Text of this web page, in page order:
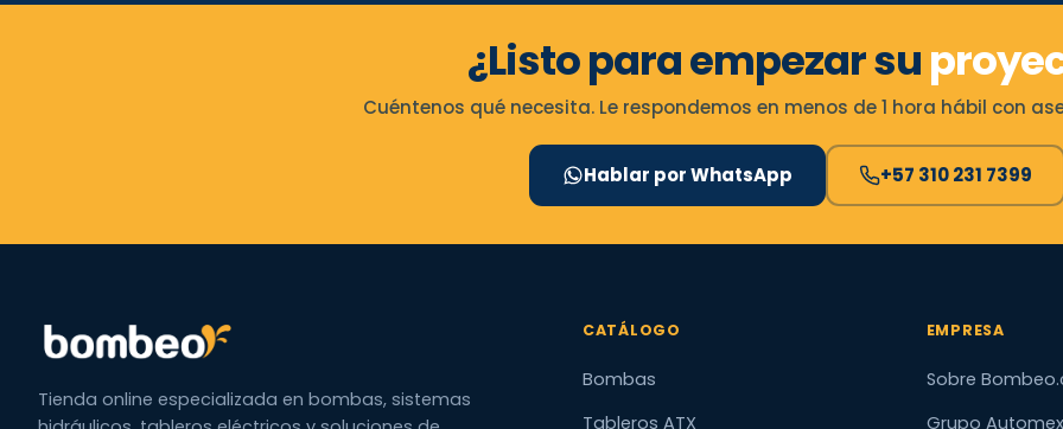
¿Listo para empezar su
Cuéntenos qué necesita. Le respondemos en menos de 1 hora hábil con
Hablar por WhatsApp +57 310 231 7399
Tienda online especializada en bombas, sistemas
CATÁLOGO
Bombas
Tableros ATX
EMPRESA
Sobre
Grupo Automex